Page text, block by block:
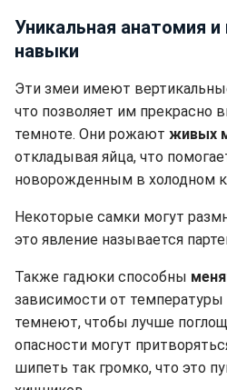
Уникальная анатомия
навыки
Эти змеи имеют
что позволяет им прекрасно
темноте. Они рожают живых
откладывая яйца, что
новорожденным в холодном
Некоторые самки могут
это явление называется
Также гадюки способны
зависимости от
темнеют, чтобы лучше
опасности могут
шипеть так громко, что это